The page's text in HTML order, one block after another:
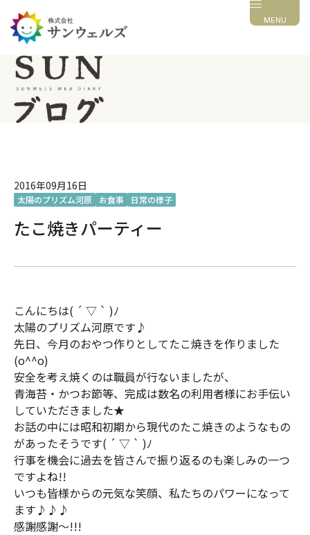
MENU
2016年09月16日
太陽のプリズム河原 お食事 日常の様子
たこ焼きパーティー
こんにちは( ´ ▽ ` )ﾉ
太陽のプリズム河原です♪
先日、今月のおやつ作りとしてたこ焼きを作りました
(o^^o)
安全を考え焼くのは職員が行ないましたが、
青海苔・かつお節等、完成は数名の利用者様にお手伝い
していただきました★
お話の中には昭和初期から現代のたこ焼きのようなもの
があったそうです( ´ ▽ ` )ﾉ
行事を機会に過去を皆さんで振り返るのも楽しみの一つ
ですよね!!
いつも皆様からの元気な笑顔、私たちのパワーになって
ます♪♪♪
感謝感謝～!!!